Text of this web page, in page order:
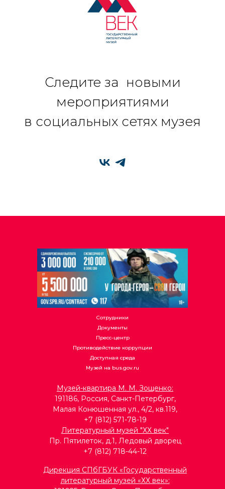
Следите за новыми
мероприятиями
в социальных сетях музея
Сотрудники
Документы
Пресс-центр
Противодействие коррупции
Доступная среда
Музей на bus.gov.ru
Музей-квартира М. М. Зощенко:
191186, Россия, Санкт-Петербург,
Малая Конюшенная ул., 4/2, кв.119,
+7 (812) 571-78-19
Литературный музей "ХХ век"
Пр. Пятилеток, д.1, Ледовый дворец
+7 (812) 718-44-12
Дирекция СПбГБУК «Государственный
литературный музей «ХХ век»: